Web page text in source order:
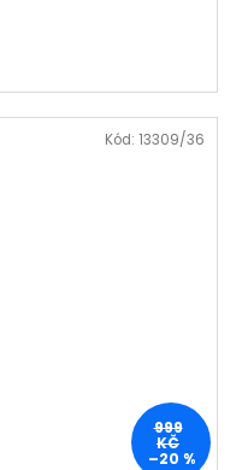
999
KČ
–20 %
Kód: 13309/36